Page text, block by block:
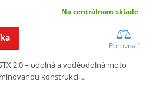
Na centrálnom sklade
Porovnať
2.0 – odolná a voděodolná moto
konstrukcí,…